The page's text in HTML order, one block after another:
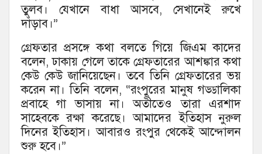
তুলব। যেখানে বাধা আসবে, সেখানেই রুখে
দাঁড়াব।”
গ্রেফতার প্রসঙ্গে কথা বলতে গিয়ে জিএম কাদের
বলেন, ঢাকায় গেলে তাকে গ্রেফতারের আশঙ্কার কথা
কেউ কেউ জানিয়েছেন। তবে তিনি গ্রেফতারের ভয়
করেন না। তিনি বলেন, “রংপুরের মানুষ গড্ডালিকা
প্রবাহে গা ভাসায় না। অতীতেও তারা এরশাদ
সাহেবকে রক্ষা করেছে। আমাদের ইতিহাস নুরুল
দিনের ইতিহাস। আবারও রংপুর থেকেই আন্দোলন
শুরু হবে।”